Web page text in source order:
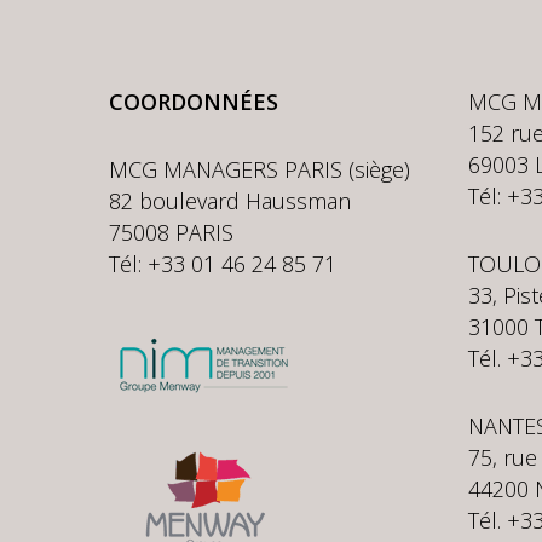
COORDONNÉES
MCG MANAGERS PARIS (siège)
82 boulevard Haussman
75008 PARIS
Tél: +33 01 46 24 85 71
MCG
152
69003
Tél:
33,
31000
Tél.
75, rue
44200
Tél.